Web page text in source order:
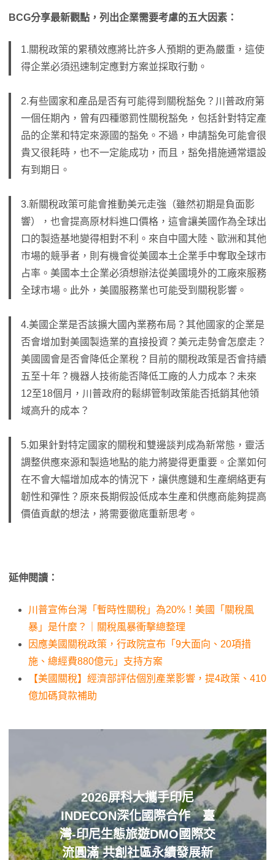
BCG分享最新觀點，列出企業需要考慮的五大因素：
1.關稅政策的累積效應將比許多人預期的更為嚴重，這使
得企業必須迅速制定應對方案並採取行動。
2.有些國家和產品是否有可能得到關稅豁免？川普政府第
一個任期內，曾有四種懲罰性關稅豁免，包括針對特定產
品的企業和特定來源國的豁免。不過，申請豁免可能會很
貴又很耗時，也不一定能成功，而且，豁免措施通常還設
有到期日。
3.新關稅政策可能會推動美元走強（雖然初期是負面影
響），也會提高原材料進口價格，這會讓美國作為全球出
口的製造基地變得相對不利。來自中國大陸、歐洲和其他
市場的競爭者，則有機會從美國本土企業手中奪取全球市
占率。美國本土企業必須想辦法從美國境外的工廠來服務
全球市場。此外，美國服務業也可能受到關稅影響。
4.美國企業是否該擴大國內業務布局？其他國家的企業是
否會增加對美國製造業的直接投資？美元走勢會怎麼走？
美國國會是否會降低企業稅？目前的關稅政策是否會持續
五至十年？機器人技術能否降低工廠的人力成本？未來
12至18個月，川普政府的鬆綁管制政策能否抵銷其他領
域高升的成本？
5.如果針對特定國家的關稅和雙邊談判成為新常態，靈活
調整供應來源和製造地點的能力將變得更重要。企業如何
在不會大幅增加成本的情況下，讓供應鏈和生產網絡更有
韌性和彈性？原來長期假設低成本生產和供應商能夠提高
價值貢獻的想法，將需要徹底重新思考。
延伸閱讀：
川普宣佈台灣「暫時性關稅」為20%！美國「關稅風
暴」是什麼？｜關稅風暴衝擊總整理
因應美國關稅政策，行政院宣布「9大面向、20項措
施、總經費880億元」支持方案
【美國關稅】經濟部評估個別產業影響，提4政策、410
億加碼貸款補助
2026屏科大攜手印尼
INDECON深化國際合作 臺
灣-印尼生態旅遊DMO國際交
流圓滿 共創社區永續發展新